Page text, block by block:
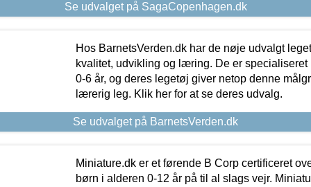
Se udvalget på SagaCopenhagen.dk
Hos BarnetsVerden.dk har de nøje udvalgt
kvalitet, udvikling og læring. De er specialiseret
0-6 år, og deres legetøj giver netop denne
lærerig leg. Klik her for at se deres udvalg.
Se udvalget på BarnetsVerden.dk
Miniature.dk er et førende B Corp certificeret
børn i alderen 0-12 år på til al slags vejr.